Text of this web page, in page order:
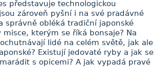
představuje technologickou
zároveň pyšní i na své pradávné
správně obléká tradiční japonské
kterým se říká bonsaje? Na
lidé na celém světě, jak ale
Existují jedovaté ryby a jak se
s opicemi? A jak vypadá pravé